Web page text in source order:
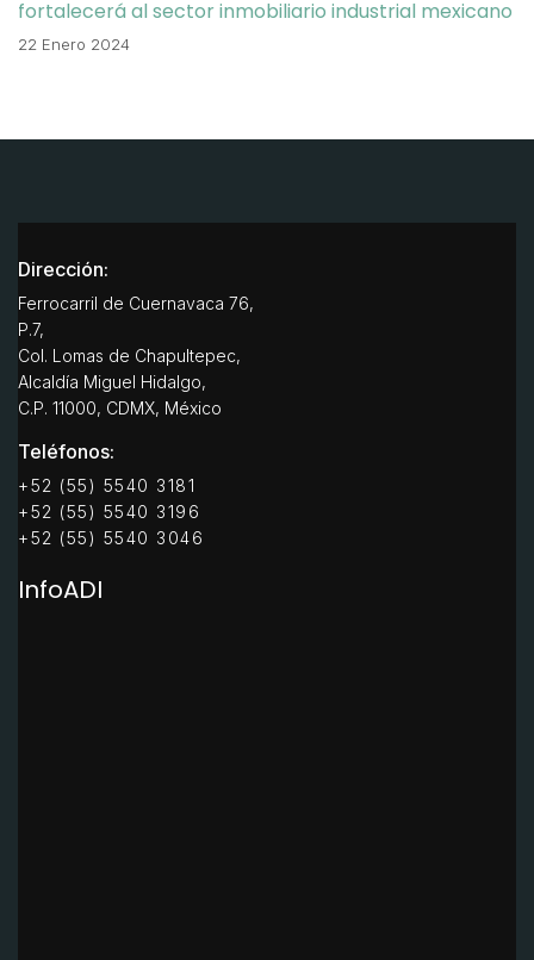
fortalecerá al sector inmobiliario industrial mexicano
22 Enero 2024
Dirección:
Ferrocarril de Cuernavaca 76,
P.7,
Col. Lomas de Chapultepec,
Alcaldía Miguel Hidalgo,
C.P. 11000, CDMX, México
Teléfonos:
+52 (55) 5540 3181
+52 (55) 5540 3196
+52 (55) 5540 3046
InfoADI